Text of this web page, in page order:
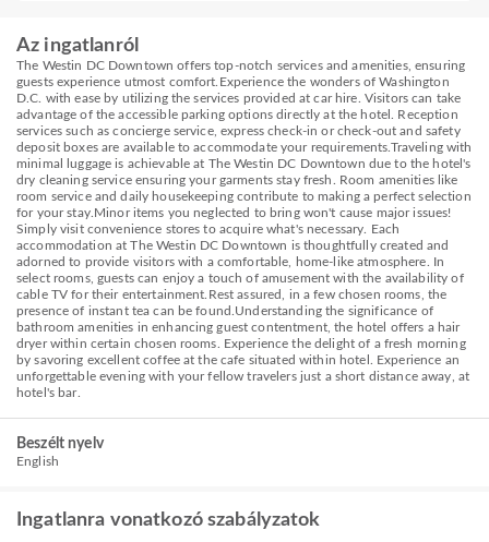
Az ingatlanról
The Westin DC Downtown offers top-notch services and amenities, ensuring
guests experience utmost comfort.Experience the wonders of Washington
D.C. with ease by utilizing the services provided at car hire. Visitors can take
advantage of the accessible parking options directly at the hotel. Reception
services such as concierge service, express check-in or check-out and safety
deposit boxes are available to accommodate your requirements.Traveling with
minimal luggage is achievable at The Westin DC Downtown due to the hotel's
dry cleaning service ensuring your garments stay fresh. Room amenities like
room service and daily housekeeping contribute to making a perfect selection
for your stay.Minor items you neglected to bring won't cause major issues!
Simply visit convenience stores to acquire what's necessary. Each
accommodation at The Westin DC Downtown is thoughtfully created and
adorned to provide visitors with a comfortable, home-like atmosphere. In
select rooms, guests can enjoy a touch of amusement with the availability of
cable TV for their entertainment.Rest assured, in a few chosen rooms, the
presence of instant tea can be found.Understanding the significance of
bathroom amenities in enhancing guest contentment, the hotel offers a hair
dryer within certain chosen rooms. Experience the delight of a fresh morning
by savoring excellent coffee at the cafe situated within hotel. Experience an
unforgettable evening with your fellow travelers just a short distance away, at
hotel's bar.
Beszélt nyelv
English
Ingatlanra vonatkozó szabályzatok